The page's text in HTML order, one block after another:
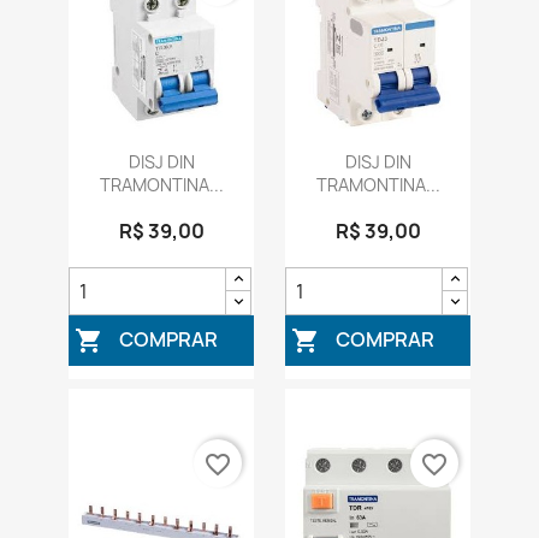
DISJ DIN
TRAMONTINA...
R$ 39,00
 COMPRAR
DISJ DIN
TRAMONTINA...
R$ 39,00
 COMPRAR
favorite_border favorite_border